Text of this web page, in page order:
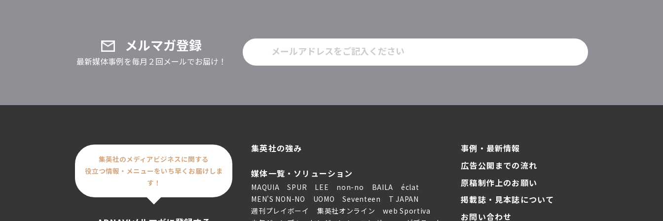
メルマガ登録
最新媒体事例を毎月２回メールでお届け！
集英社のメディアビジネスに関する
役立つ情報・メニューをいち早くお届けしま
す！
集英社の強み
媒体一覧・ソリューション
MAQUIA SPUR LEE non-no BAILA
éclat
MEN'S NON-NO
UOMO Seventeen
T JAPAN
週刊プレイボーイ
集英社オンライン
web Sportiva
事例・最新情報
広告公開までの流れ
原稿制作上のお願い
掲載誌・見本誌について
お問い合わせ